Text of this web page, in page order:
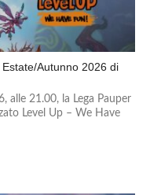
Autunno 2026 di
alle 21.00, la Lega Pauper
Level Up – We Have